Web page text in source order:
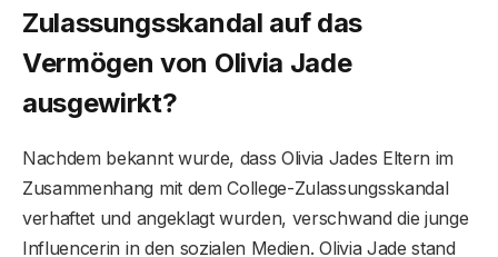
Zulassungsskandal auf das
Vermögen von Olivia Jade
ausgewirkt?
Nachdem bekannt wurde, dass Olivia Jades Eltern im
Zusammenhang mit dem College-Zulassungsskandal
verhaftet und angeklagt wurden, verschwand die junge
Influencerin in den sozialen Medien. Olivia Jade stand